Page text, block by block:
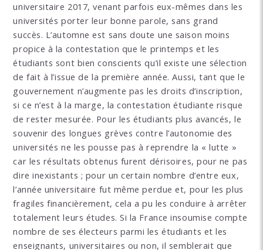
universitaire 2017, venant parfois eux-mêmes dans les
universités porter leur bonne parole, sans grand
succès. L’automne est sans doute une saison moins
propice à la contestation que le printemps et les
étudiants sont bien conscients qu’il existe une sélection
de fait à l’issue de la première année. Aussi, tant que le
gouvernement n’augmente pas les droits d’inscription,
si ce n’est à la marge, la contestation étudiante risque
de rester mesurée. Pour les étudiants plus avancés, le
souvenir des longues grèves contre l’autonomie des
universités ne les pousse pas à reprendre la « lutte »
car les résultats obtenus furent dérisoires, pour ne pas
dire inexistants ; pour un certain nombre d’entre eux,
l’année universitaire fut même perdue et, pour les plus
fragiles financièrement, cela a pu les conduire à arrêter
totalement leurs études. Si la France insoumise compte
nombre de ses électeurs parmi les étudiants et les
enseignants, universitaires ou non, il semblerait que